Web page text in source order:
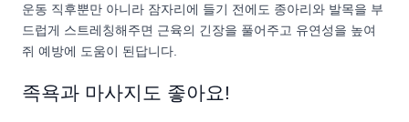
운동 직후뿐만 아니라 잠자리에 들기 전에도 종아리와 발목을 부
드럽게 스트레칭해주면 근육의 긴장을 풀어주고 유연성을 높여
쥐 예방에 도움이 된답니다.
족욕과 마사지도 좋아요!